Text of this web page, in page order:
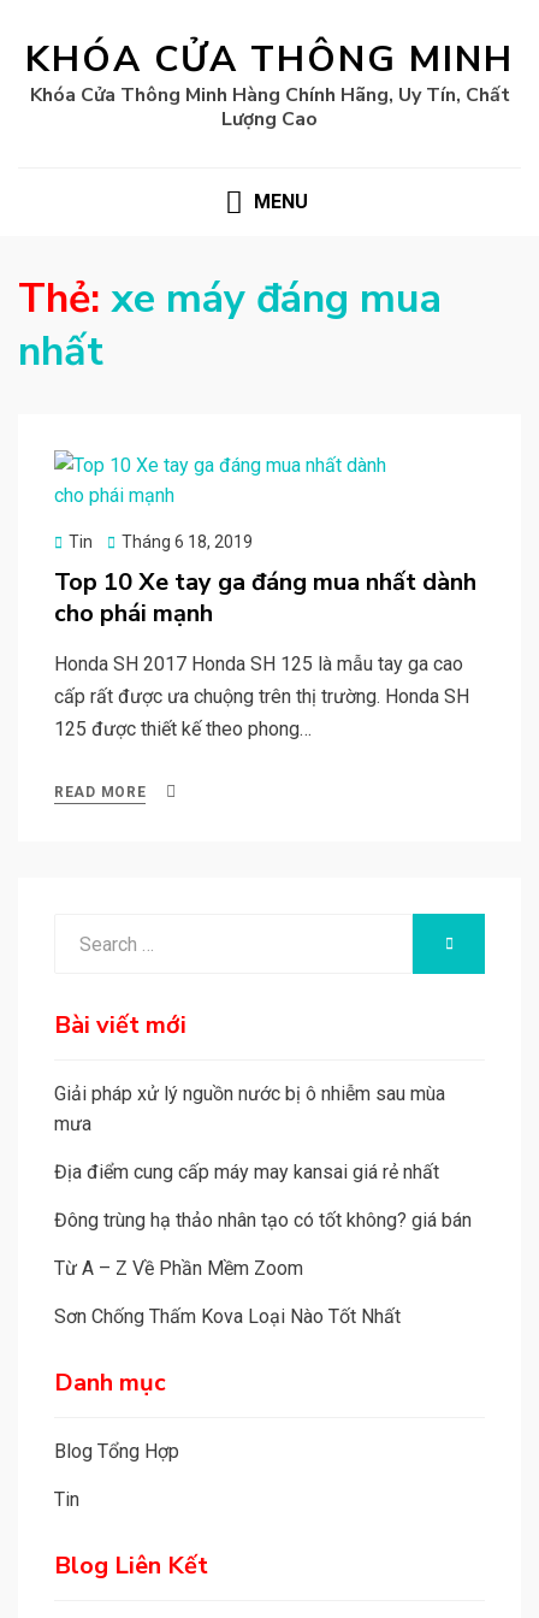
KHÓA CỬA THÔNG MINH
Khóa Cửa Thông Minh Hàng Chính Hãng, Uy Tín, Chất
Lượng Cao
MENU
Thẻ: xe máy đáng mua
nhất
Tin
Posted
Tháng 6 18, 2019
Top 10 Xe tay ga đáng mua nhất dành
cho phái mạnh
Honda SH 2017 Honda SH 125 là mẫu tay ga cao
cấp rất được ưa chuộng trên thị trường. Honda SH
125 được thiết kế theo phong…
READ MORE
SEARCH
Bài viết mới
Giải pháp xử lý nguồn nước bị ô nhiễm sau mùa
mưa
Địa điểm cung cấp máy may kansai giá rẻ nhất
Đông trùng hạ thảo nhân tạo có tốt không? giá bán
Từ A – Z Về Phần Mềm Zoom
Sơn Chống Thấm Kova Loại Nào Tốt Nhất
Danh mục
Blog Tổng Hợp
Tin
Blog Liên Kết